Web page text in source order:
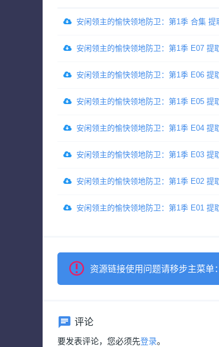
安闲领主的愉快领地防卫：第1季 合集 提
安闲领主的愉快领地防卫：第1季 E07 提
安闲领主的愉快领地防卫：第1季 E06 提
安闲领主的愉快领地防卫：第1季 E05 提
安闲领主的愉快领地防卫：第1季 E04 提
安闲领主的愉快领地防卫：第1季 E03 提
安闲领主的愉快领地防卫：第1季 E02 提
安闲领主的愉快领地防卫：第1季 E01 提
资源链接使用问题请移步主菜
评论
要发表评论，您必须先登录。